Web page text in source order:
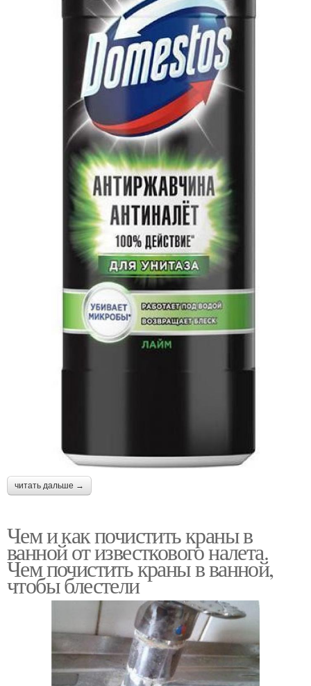
читать дальше →
Чем и как почистить краны в
ванной от известкового налета.
Чем почистить краны в ванной,
чтобы блестели